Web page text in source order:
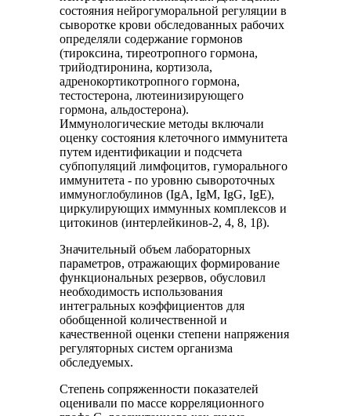
состояния нейрогуморальной регуляции в
сыворотке крови обследованных рабочих
определяли содержание гормонов
(тироксина, тиреотропного гормона,
трийодтиронина, кортизола,
адренокортикотропного гормона,
тестостерона, лютеинизирующего
гормона, альдостерона).
Иммунологические методы включали
оценку состояния клеточного иммунитета
путем идентификации и подсчета
субпопуляций лимфоцитов, гуморального
иммунитета - по уровню сывороточных
иммуноглобулинов (IgA, IgM, IgG, IgЕ),
циркулирующих иммунных комплексов и
цитокинов (интерлейкинов-2, 4, 8, 1β).
Значительный объем лабораторных
параметров, отражающих формирование
функциональных резервов, обусловил
необходимость использования
интегральных коэффициентов для
обобщенной количественной и
качественной оценки степени напряжения
регуляторных систем организма
обследуемых.
Степень сопряженности показателей
оценивали по массе корреляционного